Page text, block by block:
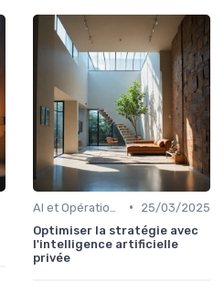
•
25/03/2025
Optimiser la stratégie avec
l'intelligence artificielle
privée